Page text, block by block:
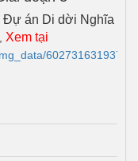
Đự án Di dời Nghĩa
Xem tại